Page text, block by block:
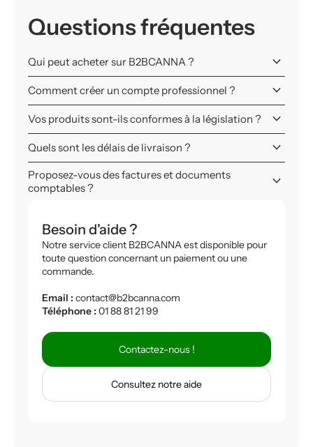
Besoin d'aide ?
Notre service client B2BCANNA est disponible pour
toute question concernant un paiement ou une
commande.
Email : contact@b2bcanna.com
Téléphone : 01 88 81 21 99
Contactez-nous !
Consultez notre aide
Questions fréquentes
Qui peut acheter sur B2BCANNA ? keyboard_arrow_down
Comment créer un compte professionnel ? keyboard_arrow_down
Vos produits sont-ils conformes à la législation ? keyboard_arrow_down
Quels sont les délais de livraison ? keyboard_arrow_down
Proposez-vous des factures et documents
comptables ?
keyboard_arrow_down